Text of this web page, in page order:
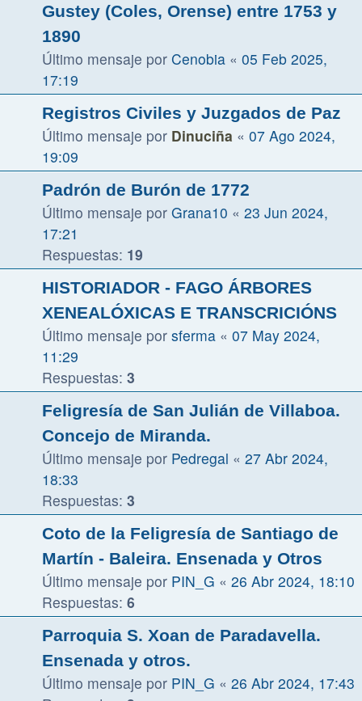
Gustey (Coles, Orense) entre 1753 y
1890
Último mensaje por Cenobia « 05 Feb 2025,
17:19
Registros Civiles y Juzgados de Paz
Último mensaje por Dinuciña « 07 Ago 2024,
19:09
Padrón de Burón de 1772
Último mensaje por Grana10 « 23 Jun 2024,
17:21
Respuestas: 19
HISTORIADOR - FAGO ÁRBORES
XENEALÓXICAS E TRANSCRICIÓNS
Último mensaje por sferma « 07 May 2024,
11:29
Respuestas: 3
Feligresía de San Julián de Villaboa.
Concejo de Miranda.
Último mensaje por Pedregal « 27 Abr 2024,
18:33
Respuestas: 3
Coto de la Feligresía de Santiago de
Martín - Baleira. Ensenada y Otros
Último mensaje por PIN_G « 26 Abr 2024, 18:10
Respuestas: 6
Parroquia S. Xoan de Paradavella.
Ensenada y otros.
Último mensaje por PIN_G « 26 Abr 2024, 17:43